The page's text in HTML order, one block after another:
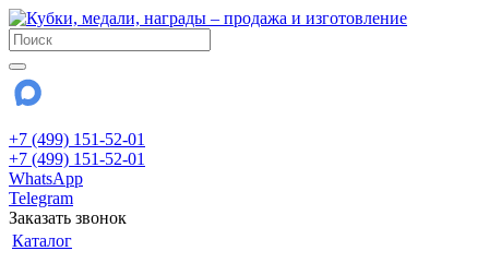
+7 (499) 151-52-01
+7 (499) 151-52-01
WhatsApp
Telegram
Заказать звонок
Каталог